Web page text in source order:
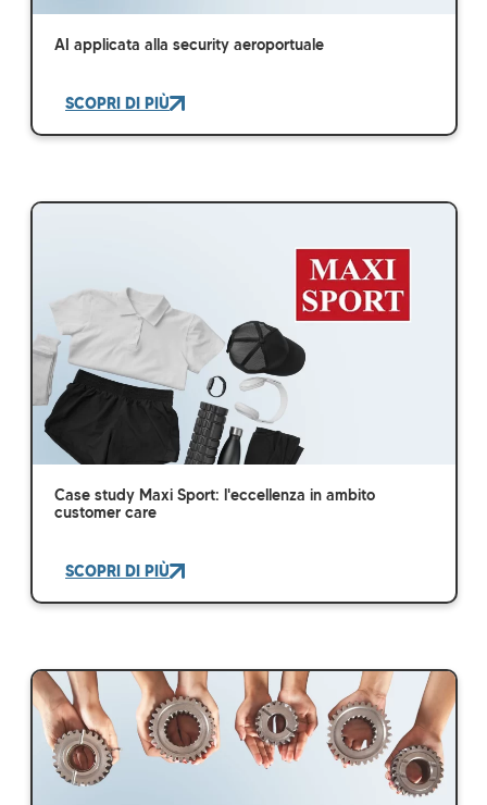
AI applicata alla security aeroportuale
SCOPRI DI PIÙ
Case study Maxi Sport: l'eccellenza in ambito
customer care
SCOPRI DI PIÙ